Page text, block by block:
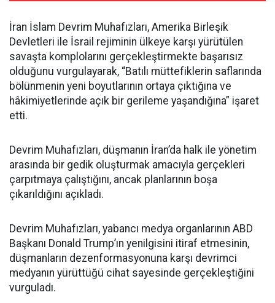
İran İslam Devrim Muhafızları, Amerika Birleşik
Devletleri ile İsrail rejiminin ülkeye karşı yürütülen
savaşta komplolarını gerçekleştirmekte başarısız
olduğunu vurgulayarak, “Batılı müttefiklerin saflarında
bölünmenin yeni boyutlarının ortaya çıktığına ve
hâkimiyetlerinde açık bir gerileme yaşandığına” işaret
etti.
Devrim Muhafızları, düşmanın İran’da halk ile yönetim
arasında bir gedik oluşturmak amacıyla gerçekleri
çarpıtmaya çalıştığını, ancak planlarının boşa
çıkarıldığını açıkladı.
Devrim Muhafızları, yabancı medya organlarının ABD
Başkanı Donald Trump’ın yenilgisini itiraf etmesinin,
düşmanların dezenformasyonuna karşı devrimci
medyanın yürüttüğü cihat sayesinde gerçekleştiğini
vurguladı.